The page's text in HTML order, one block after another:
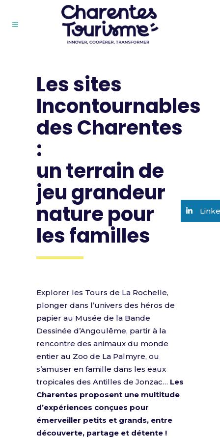
Les sites
Incontournables
des Charentes
:
un terrain de
jeu grandeur
nature pour
les familles
Explorer les Tours de La Rochelle,
plonger dans l’univers des héros de
papier au Musée de la Bande
Dessinée d’Angoulême, partir à la
rencontre des animaux du monde
entier au Zoo de La Palmyre, ou
s’amuser en famille dans les eaux
tropicales des Antilles de Jonzac… Les
Charentes proposent une multitude
d’expériences conçues pour
émerveiller petits et grands, entre
découverte, partage et détente !